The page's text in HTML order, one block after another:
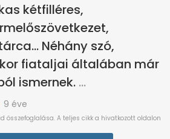
kétfilléres,
Néhány szó,
fiataljai általában már
ismernek.
9 éve